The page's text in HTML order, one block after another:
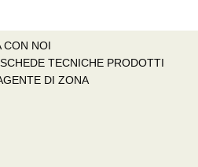
CON NOI
SCHEDE TECNICHE PRODOTTI
DI ZONA